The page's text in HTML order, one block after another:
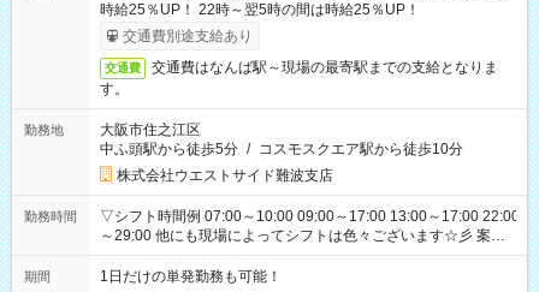
時給25％UP！ 22時～翌5時の間は時給25％UP！
交通費別途支給あり
交通費
交通費はなんば駅～現場の最寄駅までの支給となりま
す。
勤務地
大阪市住之江区
中ふ頭駅から徒歩5分 / コスモスクエア駅から徒歩10分
株式会社ウエストサイド難波支店
勤務時間
▽シフト時間例 07:00～10:00 09:00～17:00 13:00～17:00 22:00
～29:00 他にも現場によってシフトは色々ございます☆彡 案件
次第では午前中で終わるお仕事も...！
期間 1日だけの単発勤務も可能！